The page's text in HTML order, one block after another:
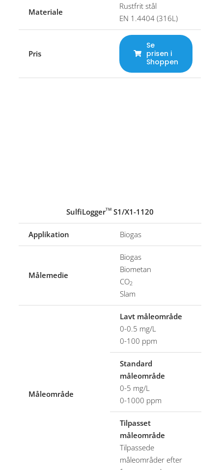
Materiale
Rustfrit stål
EN 1.4404 (316L)
Pris
Se
prisen i
Shoppen
SulfiLoggerTM S1/X1-1120
Applikation Biogas
Målemedie
Biogas
Biometan
CO2
Slam
Måleområde
Lavt måleområde
0-0.5 mg/L
0-100 ppm
Standard
måleområde
0-5 mg/L
0-1000 ppm
Tilpasset
måleområde
Tilpassede
måleområder efter